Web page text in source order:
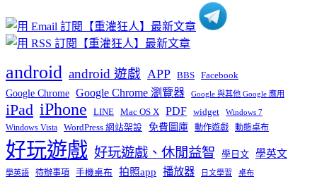
android android 遊戲 APP BBS Facebook
Google Chrome Google Chrome 瀏覽器 Google 與其他 Google 應用
iPad iPhone LINE Mac OS X PDF widget Windows 7
Windows Vista WordPress 網站架設 免費圖庫 動作遊戲 動態桌布
好玩遊戲 好玩遊戲、休閒益智 學日文 學英文
學英語 待辦事項 手機桌布 拍照app 播放器 日文學習 桌布